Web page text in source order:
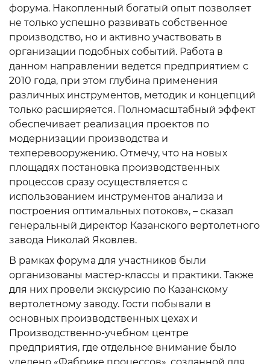
форума. Накопленный богатый опыт позволяет
не только успешно развивать собственное
производство, но и активно участвовать в
организации подобных событий. Работа в
данном направлении ведется предприятием с
2010 года, при этом глубина применения
различных инструментов, методик и концепций
только расширяется. Полномасштабный эффект
обеспечивает реализация проектов по
модернизации производства и
техперевооружению. Отмечу, что на новых
площадях постановка производственных
процессов сразу осуществляется с
использованием инструментов анализа и
построения оптимальных потоков», – сказал
генеральный директор Казанского вертолетного
завода Николай Яковлев.
В рамках форума для участников были
организованы мастер-классы и практики. Также
для них провели экскурсию по Казанскому
вертолетному заводу. Гости побывали в
основных производственных цехах и
Производственно-учебном центре
предприятия, где отдельное внимание было